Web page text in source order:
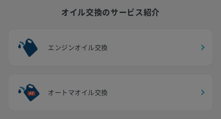
オイル交換のサービス紹介
エンジンオイル交換
オートマオイル交換